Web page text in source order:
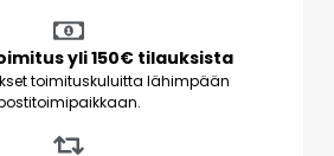
yli 150€ tilauksista
toimituskuluitta lähimpään